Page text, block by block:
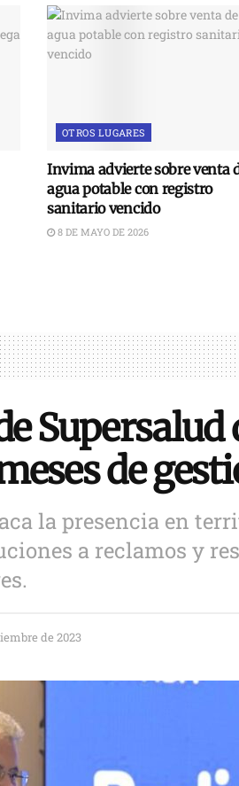
OTROS LUGARES
Invima advierte sobre venta
agua potable con registro
sanitario vencido
8 DE MAYO DE 2026
de
la presencia en
a reclamos y
de 2023